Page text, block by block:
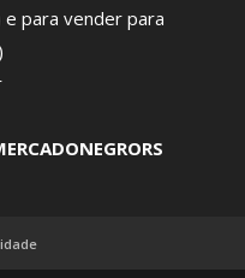
para vender para